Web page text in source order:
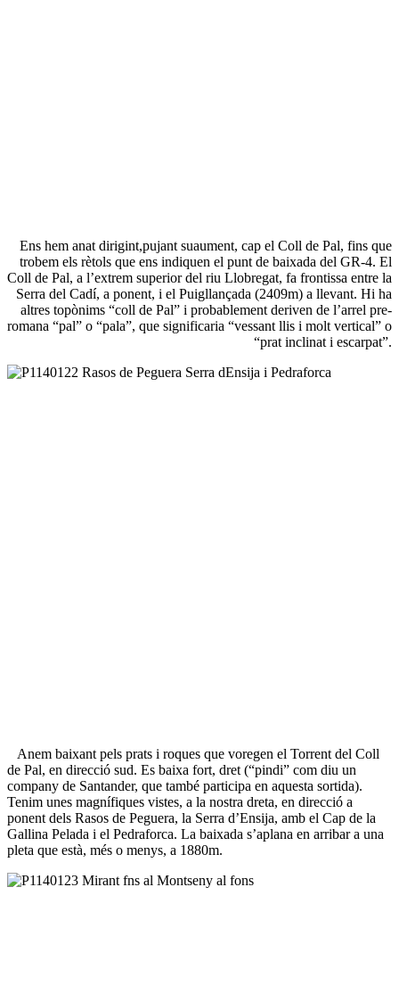
Ens hem anat dirigint,pujant suaument, cap el Coll de Pal, fins que
trobem els rètols que ens indiquen el punt de baixada del GR-4. El
Coll de Pal, a l’extrem superior del riu Llobregat, fa frontissa entre la
Serra del Cadí, a ponent, i el Puigllançada (2409m) a llevant. Hi ha
altres topònims “coll de Pal” i probablement deriven de l’arrel pre-
romana “pal” o “pala”, que significaria “vessant llis i molt vertical” o
“prat inclinat i escarpat”.
Anem baixant pels prats i roques que voregen el Torrent del Coll
de Pal, en direcció sud. Es baixa fort, dret (“pindi” com diu un
company de Santander, que també participa en aquesta sortida).
Tenim unes magnífiques vistes, a la nostra dreta, en direcció a
ponent dels Rasos de Peguera, la Serra d’Ensija, amb el Cap de la
Gallina Pelada i el Pedraforca. La baixada s’aplana en arribar a una
pleta que està, més o menys, a 1880m.